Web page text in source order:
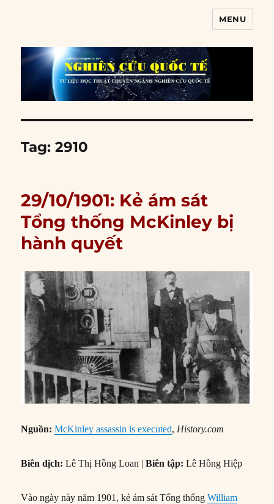
MENU
Tag:2910
29/10/1901: Kẻ ám sát
Tổng thống McKinley bị
hành quyết
Nguồn: McKinley assassin is executed, History.com
Biên dịch: Lê Thị Hồng Loan |Biên tập:Lê Hồng Hiệp
Vào ngày này năm 1901, kẻ ám sát Tổng thốngWilliam